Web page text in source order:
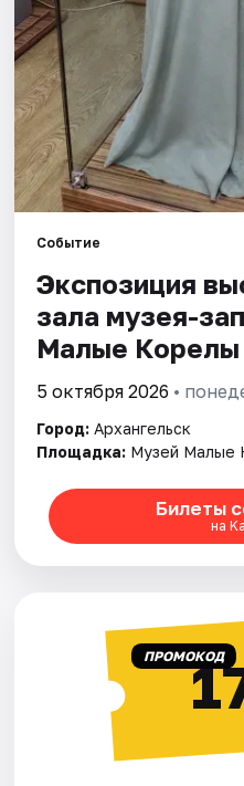
Событие
Экспозиция
зала музея-
Малые Корелы
5 октября 2026 •
Город: Архангельск
Площадка: Музей Малые
Билеты
на
ПРОМОКОД